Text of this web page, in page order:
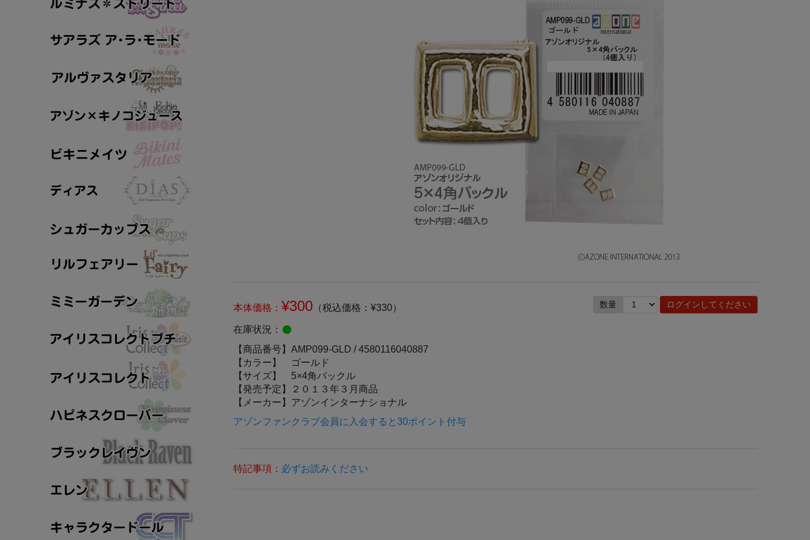
本体価格： ¥300 （税込価格：¥330）
在庫状況：
数量 ログインしてください
【商品番号】 AMP099-GLD /4580116040887
【カラー】
ゴールド
【サイズ】
5×4角バックル
【発売予定】
２０１３年３月商品
【メーカー】 アゾンインターナショナル
アゾンファンクラブ会員に入会すると30ポイント付与
特記事項： 必ずお読みください